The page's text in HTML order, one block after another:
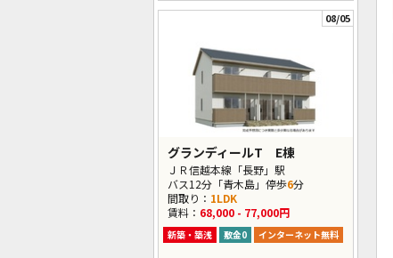
08/05
グランディールT E棟
ＪＲ信越本線「長野」駅
バス12分「青木島」停歩6分
間取り： 1LDK
賃料： 68,000 - 77,000円
新築・築浅 敷金0 インターネット無料